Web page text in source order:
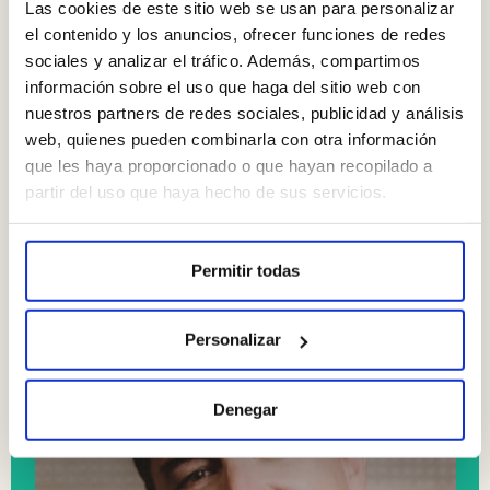
Las cookies de este sitio web se usan para personalizar
el contenido y los anuncios, ofrecer funciones de redes
sociales y analizar el tráfico. Además, compartimos
información sobre el uso que haga del sitio web con
nuestros partners de redes sociales, publicidad y análisis
web, quienes pueden combinarla con otra información
que les haya proporcionado o que hayan recopilado a
partir del uso que haya hecho de sus servicios.
Permitir todas
Personalizar
Denegar
Conoce a nuestro equipo de
Ortodoncistas
Un caso complejo no lo resuelve un cirujano solo. Detrás
hay un radiólogo interpretando el CBCT, un
periodoncista valorando el hueso, un protésico
diseñando la mordida y un anestesista cuidando la
intervención. En Clínica Pedroche están todos en el
mismo edificio
FORMACIÓN
Licenciado en odontología por la Universidad
Complutense de Madrid. Máster orthotropics impartido
por Michael Mew. Croydon (Inglaterra). Máster en